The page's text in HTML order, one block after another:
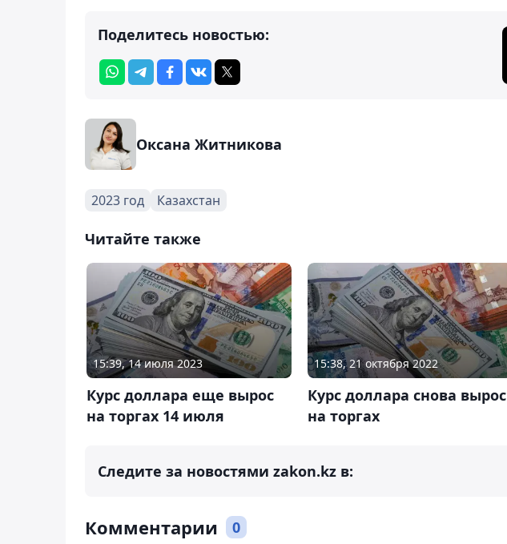
Поделитесь новостью:
Оксана Житникова
2023 год Казахстан
Читайте также
15:39, 14 июля 2023
Курс доллара еще вырос
на торгах 14 июля
15:38, 21 октября 2022
Курс доллара снова вырос
на торгах
Следите за новостями zakon.kz в:
Комментарии 0